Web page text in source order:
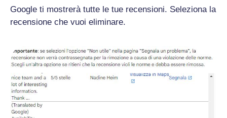
Google ti mostrerà tutte le tue recensioni. Seleziona la
recensione che vuoi eliminare.